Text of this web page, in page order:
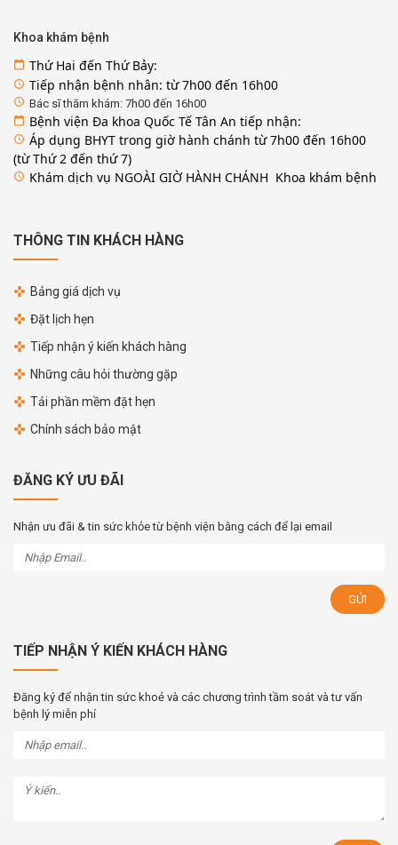
Khoa khám bệnh
calendar_today Thứ Hai đến Thứ Bảy:
access_time Tiếp nhận bệnh nhân: từ 7h00 đến 16h00
access_time Bác sĩ thăm khám: 7h00 đến 16h00
calendar_today Bệnh viện Đa khoa Quốc Tế Tân An tiếp nhận:
access_time Áp dụng BHYT trong giờ hành chánh từ 7h00 đến 16h00
(từ Thứ 2 đến thứ 7)
access_time Khám dịch vụ NGOÀI GIỜ HÀNH CHÁNH Khoa khám bệnh
THÔNG TIN KHÁCH HÀNG
Bảng giá dịch vụ
Đặt lịch hẹn
Tiếp nhận ý kiến khách hàng
Những câu hỏi thường gặp
Tải phần mềm đặt hẹn
Chính sách bảo mật
ĐĂNG KÝ ƯU ĐÃI
Nhận ưu đãi & tin sức khỏe từ bệnh viện bằng cách để lại email
TIẾP NHẬN Ý KIẾN KHÁCH HÀNG
Đăng ký để nhận tin sức khoẻ và các chương trình tầm soát và tư vấn
bệnh lý miễn phí